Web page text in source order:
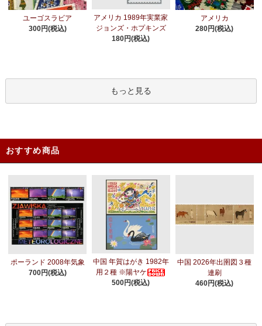
ユーゴスラビア
300円(税込)
アメリカ 1989年実業家
ジョンズ・ホプキンズ
180円(税込)
アメリカ
280円(税込)
もっと見る
おすすめ商品
ポーランド 2008年気象
700円(税込)
中国 年賀はがき 1982年
用２種 ※陽ヤケ
500円(税込)
中国 2026年出圉図３種
連刷
460円(税込)